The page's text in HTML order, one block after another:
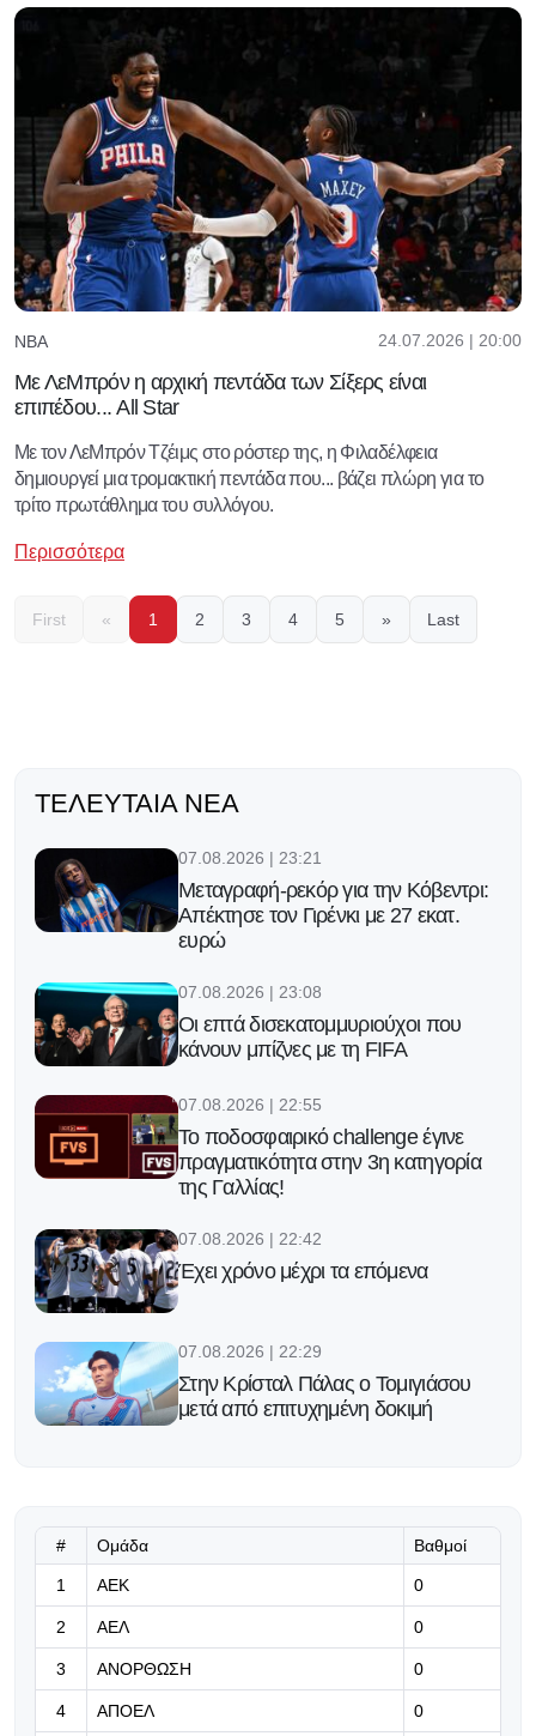
NBA 24.07.2026 | 20:00
Με ΛεΜπρόν η αρχική πεντάδα των Σίξερς είναι
επιπέδου... All Star
Με τον ΛεΜπρόν Τζέιμς στο ρόστερ της, η Φιλαδέλφεια
δημιουργεί μια τρομακτική πεντάδα που... βάζει πλώρη για το
τρίτο πρωτάθλημα του συλλόγου.
Περισσότερα
First « 1 2 3 4 5 » Last
ΤΕΛΕΥΤΑΊΑ ΝΈΑ
07.08.2026 | 23:21
Μεταγραφή-ρεκόρ για την Κόβεντρι:
Απέκτησε τον Γιρένκι με 27 εκατ.
ευρώ
07.08.2026 | 23:08
Οι επτά δισεκατομμυριούχοι που
κάνουν μπίζνες με τη FIFA
07.08.2026 | 22:55
Το ποδοσφαιρικό challenge έγινε
πραγματικότητα στην 3η κατηγορία
της Γαλλίας!
07.08.2026 | 22:42
Έχει χρόνο μέχρι τα επόμενα
07.08.2026 | 22:29
Στην Κρίσταλ Πάλας ο Τομιγιάσου
μετά από επιτυχημένη δοκιμή
Η Γαλατασαράι πάει για το
μεταγραφικό «μπαμ» με Μαρτινέλι
07.08.2026 | 21:50
«Η Ντόρτμουντ ψάχνει τον διάδοχο
# Ομάδα Βαθμοί
1 ΑΕΚ 0
2 ΑΕΛ 0
3 ΑΝΟΡΘΩΣΗ 0
4 ΑΠΟΕΛ 0